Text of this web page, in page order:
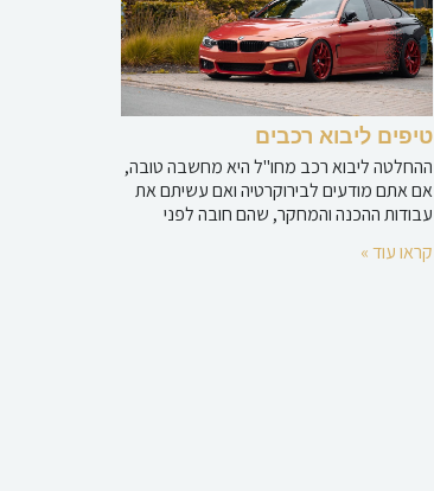
טיפים ליבוא רכבים
ההחלטה ליבוא רכב מחו"ל היא מחשבה טובה,
אם אתם מודעים לבירוקרטיה ואם עשיתם את
עבודות ההכנה והמחקר, שהם חובה לפני
קראו עוד »